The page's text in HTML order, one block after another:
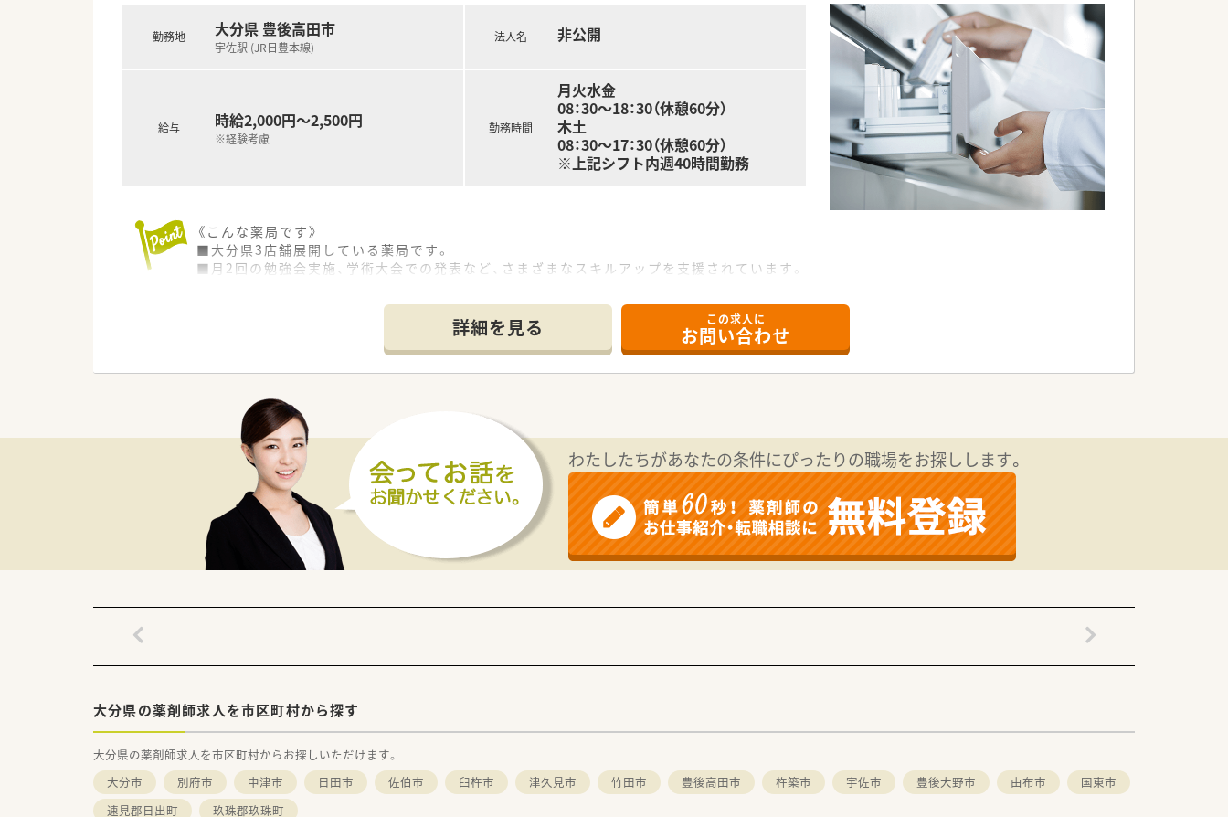
勤務地 大分県 豊後高田市
宇佐駅 (JR日豊本線)
給与 時給2,000円～2,500円
※経験考慮
法人名 非公開
勤務時間
月火水金
08：30～18：30（休憩60分）
木土
08：30～17：30（休憩60分）
※上記シフト内週40時間勤務
《こんな薬局です》
■大分県3店舗展開している薬局です。
■月2回の勉強会実施、学術大会での発表など、さまざまなスキルアップを支援されています。
詳細を見る この求人に
お問い合わせ
わたしたちがあなたの条件にぴったりの職場をお探しします。
大分県の薬剤師求人を市区町村から探す
大分県の薬剤師求人を市区町村からお探しいただけます。
大分市
別府市 中津市 日田市 佐伯市 臼杵市 津久見市 竹田市 豊後高田市 杵築市 宇佐市 豊後大野市 由布市
国東市
速見郡日出町
玖珠郡玖珠町